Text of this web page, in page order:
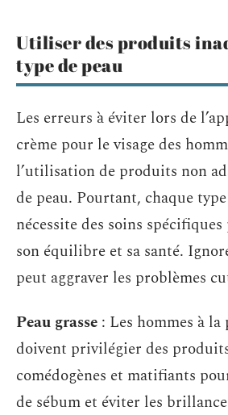
Utiliser des produits
type de peau
Les erreurs à éviter lors de
crème pour le visage des
l’utilisation de produits non
de peau. Pourtant, chaque
nécessite des soins
son équilibre et sa santé.
peut aggraver les problèmes
Peau grasse : Les hommes à la
doivent privilégier des
comédogènes et matifiants
de sébum et éviter les